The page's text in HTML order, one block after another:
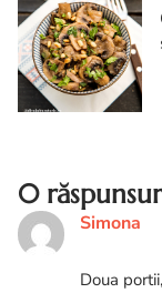
0
Simona
Doua